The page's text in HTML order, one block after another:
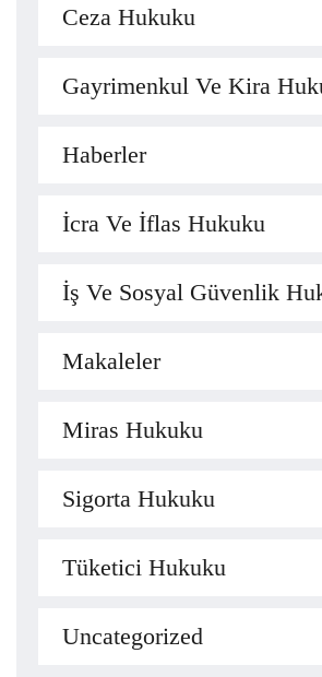
Ceza Hukuku
Gayrimenkul Ve Kira
Haberler
İcra Ve İflas Hukuku
İş Ve Sosyal Güvenlik
Makaleler
Miras Hukuku
Sigorta Hukuku
Tüketici Hukuku
Uncategorized